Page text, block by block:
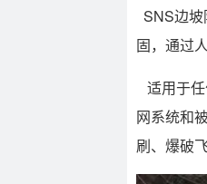
SNS边
固，通过
适用于
网系统和
刷、爆破